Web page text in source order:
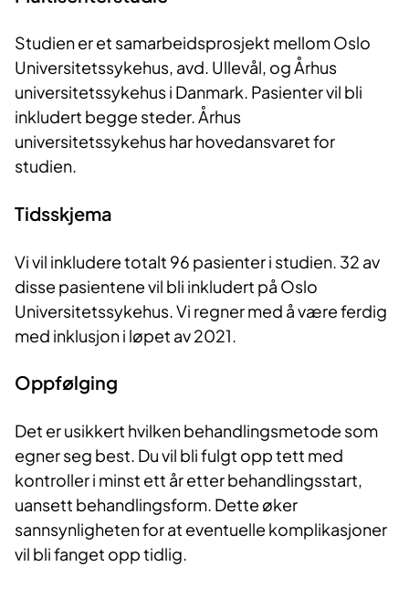
Studien er et samarbeidsprosjekt mellom Oslo
Universitetssykehus, avd. Ullevål, og Århus
universitetssykehus i Danmark. Pasienter vil bli
inkludert begge steder. Århus
universitetssykehus har hovedansvaret for
studien.
Tidsskjema
Vi vil inkludere totalt 96 pasienter i studien. 32 av
disse pasientene vil bli inkludert på Oslo
Universitetssykehus. Vi regner med å være ferdig
med inklusjon i løpet av 2021.
Oppfølging
Det er usikkert hvilken behandlingsmetode som
egner seg best. Du vil bli fulgt opp tett med
kontroller i minst ett år etter behandlingsstart,
uansett behandlingsform. Dette øker
sannsynligheten for at eventuelle komplikasjoner
vil bli fanget opp tidlig.